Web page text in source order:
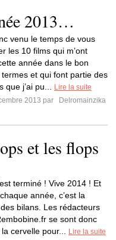
2013…
venu le temps de vous
les 10 films qui m’ont
année dans le bon
et qui font partie des
que j’ai pu...
Lire la suite
2013 par
Delromainzika
et les flops
terminé ! Vive 2014 ! Et
année, c’est la
bilans. Les rédacteurs
se sont donc
cervelle pour...
Lire la suite